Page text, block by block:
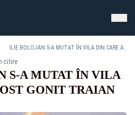
ILIE BOLOJAN S-A MUTAT ÎN VILA DIN CARE A FOST GONIT TRAIAN BĂSESCU
citire
S-A MUTAT ÎN VILA
GONIT TRAIAN